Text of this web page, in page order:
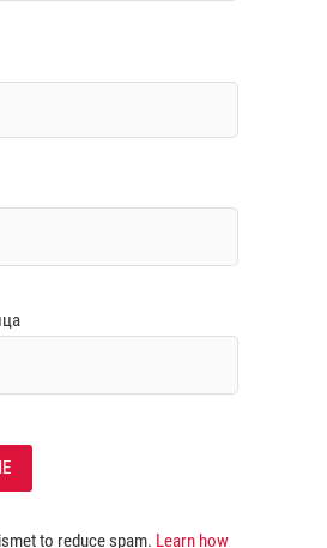
to reduce spam. Learn how